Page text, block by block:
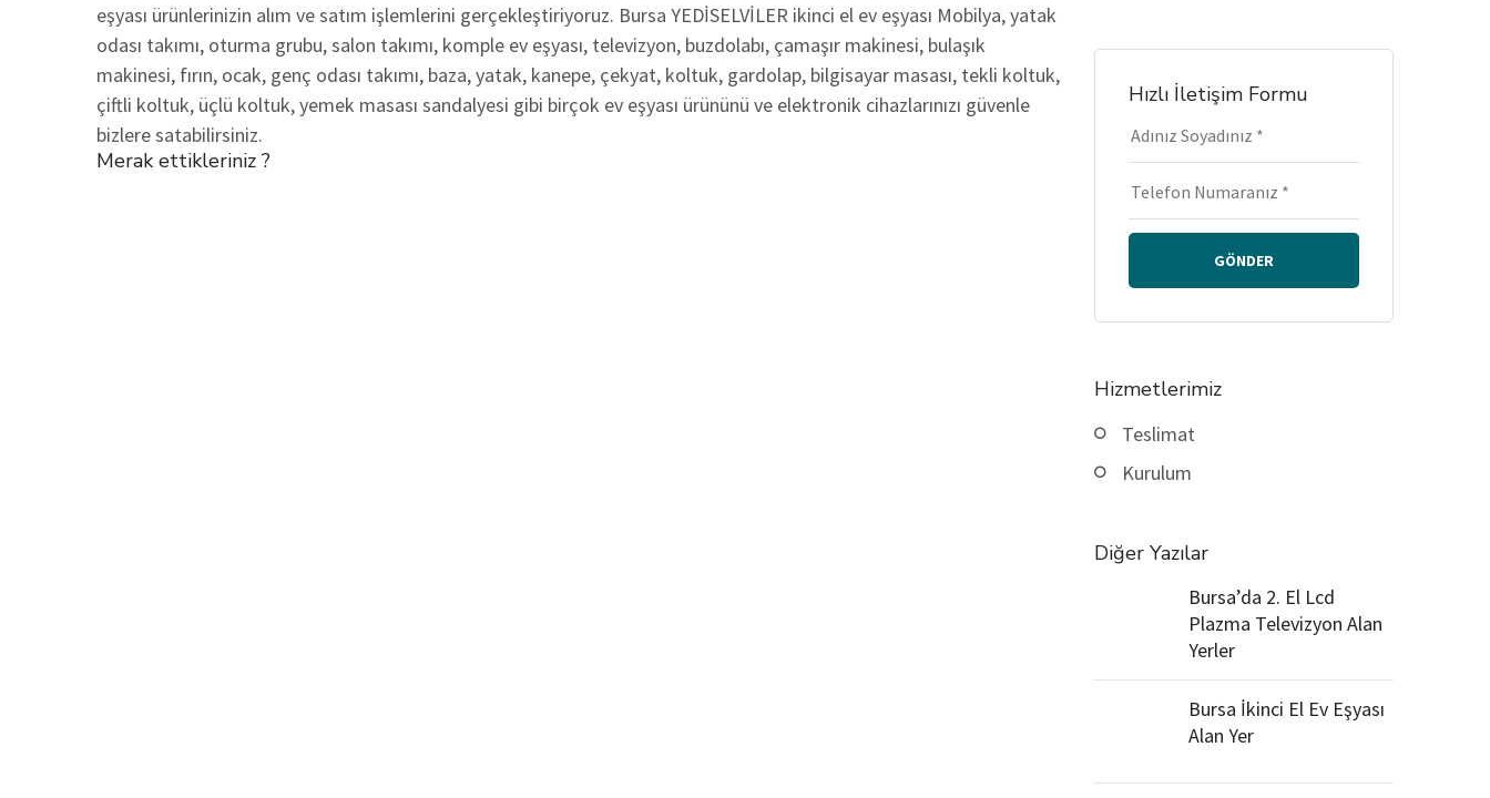
eşyası ürünlerinizin alım ve satım işlemlerini gerçekleştiriyoruz. Bursa YEDİSELVİLER ikinci el ev eşyası Mobilya, yatak
odası takımı, oturma grubu, salon takımı, komple ev eşyası, televizyon, buzdolabı, çamaşır makinesi, bulaşık
makinesi, fırın, ocak, genç odası takımı, baza, yatak, kanepe, çekyat, koltuk, gardolap, bilgisayar masası, tekli koltuk,
çiftli koltuk, üçlü koltuk, yemek masası sandalyesi gibi birçok ev eşyası ürününü ve elektronik cihazlarınızı güvenle
bizlere satabilirsiniz.
Merak ettikleriniz ?
Hızlı İletişim Formu
GÖNDER
Hizmetlerimiz
Teslimat
Kurulum
Diğer Yazılar
Bursa’da 2. El Lcd
Plazma Televizyon Alan
Yerler
Bursa İkinci El Ev Eşyası
Alan Yer